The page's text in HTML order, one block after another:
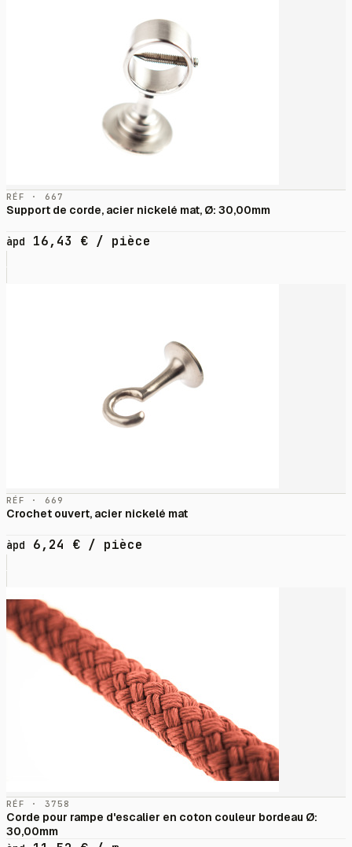
RÉF · 667
Support de corde, acier nickelé mat, Ø: 30,00mm
àpd 16,43 € / pièce
RÉF · 669
Crochet ouvert, acier nickelé mat
àpd 6,24 € / pièce
RÉF · 3758
Corde pour rampe d'escalier en coton couleur bordeau Ø:
30,00mm